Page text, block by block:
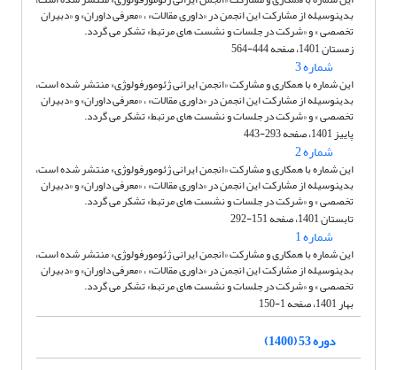
بدینوسیله از مشارکت این انجمن در «داوری مقالات» ، «معرفی داوران» و «دبیران
تخصصی » و «شرکت در جلسات و نشست های مرتبط» تشکر می گردد.
زمستان 1401، صفحه 444-564
شماره 3
این شماره با همکاری و مشارکت «انجمن ایرانی ژئومورفولوژی» منتشر شده است،
بدینوسیله از مشارکت این انجمن در «داوری مقالات» ، «معرفی داوران» و «دبیران
تخصصی » و «شرکت در جلسات و نشست های مرتبط» تشکر می گردد.
پاییز 1401، صفحه 293-443
شماره 2
این شماره با همکاری و مشارکت «انجمن ایرانی ژئومورفولوژی» منتشر شده است،
بدینوسیله از مشارکت این انجمن در «داوری مقالات» ، «معرفی داوران» و «دبیران
تخصصی » و «شرکت در جلسات و نشست های مرتبط» تشکر می گردد.
تابستان 1401، صفحه 151-292
شماره 1
این شماره با همکاری و مشارکت «انجمن ایرانی ژئومورفولوژی» منتشر شده است،
بدینوسیله از مشارکت این انجمن در «داوری مقالات» ، «معرفی داوران» و «دبیران
تخصصی » و «شرکت در جلسات و نشست های مرتبط» تشکر می گردد.
بهار 1401، صفحه 1-150
دوره 53 (1400)